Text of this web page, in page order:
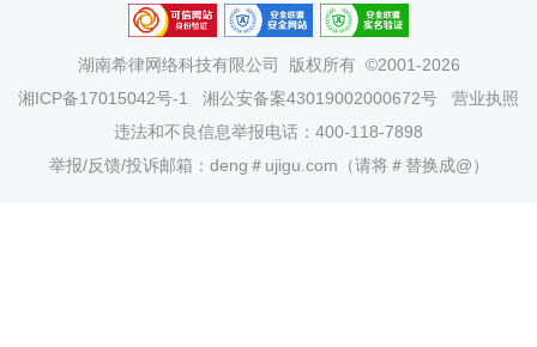
湖南希律网络科技有限公司
版权所有 ©2001-2026
湘ICP备17015042号-1
湘公安备案43019002000672号
营业执照
违法和不良信息举报电话：400-118-7898
举报/反馈/投诉邮箱：deng＃ujigu.com（请将＃替换成@）